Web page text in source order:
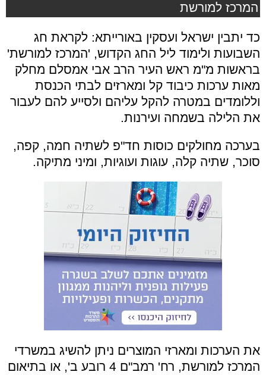
המרכז למורשת
כד יתבין ישראל ועסקין באורייתא: לקראת חג
השבועות ולימוד ליל החג הקדוש, 'המרכז למורשת'
בראשות מ"מ ראש העיר הרב אבי אמסלם מחלק
מאות ערכות כיבוד קל ומארזים לבתי הכנסת
וללומדים במטרה להקל עליהם ולסייע להם לעבור
את הלילה בשמחה ועירנות.
בערכה מחולקים כוסות חד"פ לשתיה חמה, קפה,
סוכר, שתיה קלה, עוגות ועוגיות, ומיני מתיקה.
את הערכות ומארזי המוצרים ניתן להשיג במשרדי
המרכז למורשת, רח' רמב"ם 4 רובע ב', או בתיאום